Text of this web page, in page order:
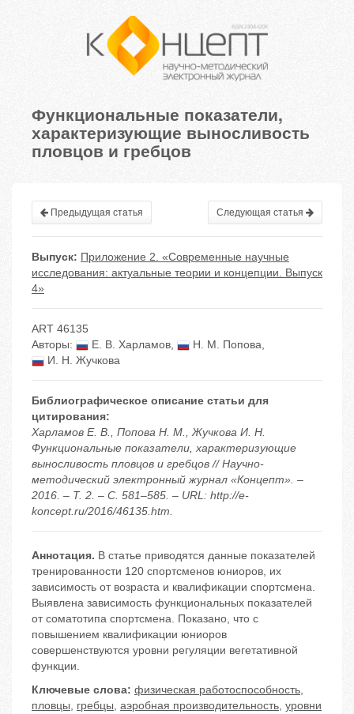
Функциональные показатели,
характеризующие выносливость
пловцов и гребцов
Предыдущая статья Следующая статья
Выпуск: Приложение 2. «Современные научные
исследования: актуальные теории и концепции. Выпуск
4»
ART 46135
Авторы:
Е. В. Харламов, Н. М. Попова,
И. Н. Жучкова
Библиографическое описание статьи для
цитирования:
Харламов Е. В., Попова Н. М., Жучкова И. Н.
Функциональные показатели, характеризующие
выносливость пловцов и гребцов // Научно-
методический электронный журнал «Концепт». –
2016. – Т. 2. – С. 581–585. – URL: http://e-
koncept.ru/2016/46135.htm.
Аннотация. В статье приводятся данные показателей
тренированности 120 спортсменов юниоров, их
зависимость от возраста и квалификации спортсмена.
Выявлена зависимость функциональных показателей
от соматотипа спортсмена. Показано, что с
повышением квалификации юниоров
совершенствуются уровни регуляции вегетативной
функции.
Ключевые слова: физическая работоспособность,
пловцы, гребцы, аэробная производительность, уровни